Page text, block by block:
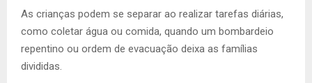
As crianças podem se separar ao realizar tarefas diárias,
como coletar água ou comida, quando um bombardeio
repentino ou ordem de evacuação deixa as famílias
divididas.